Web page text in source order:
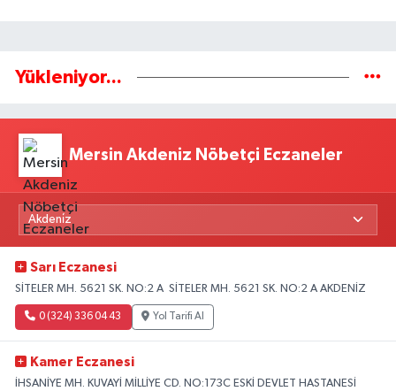
Yükleniyor...
Mersin Akdeniz Nöbetçi Eczaneler
Sarı Eczanesi
SİTELER MH. 5621 SK. NO:2 A SİTELER MH. 5621 SK. NO:2 A AKDENİZ
0 (324) 336 04 43 Yol Tarifi Al
Kamer Eczanesi
İHSANİYE MH. KUVAYİ MİLLİYE CD. NO:173C ESKİ DEVLET HASTANESİ